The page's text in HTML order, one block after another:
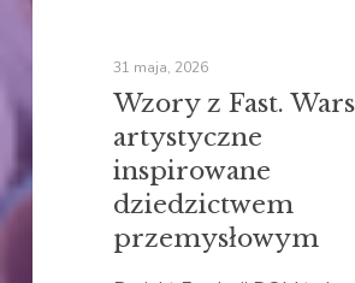
31 maja, 2026
Wzory z Fast.
artystyczne
inspirowane
dziedzictwem
przemysłowym